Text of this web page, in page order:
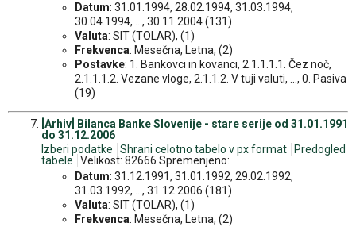
Datum: 31.01.1994, 28.02.1994, 31.03.1994,
30.04.1994, ..., 30.11.2004 (131)
Valuta: SIT (TOLAR), (1)
Frekvenca: Mesečna, Letna, (2)
Postavke: 1. Bankovci in kovanci, 2.1.1.1.1. Čez noč,
2.1.1.1.2. Vezane vloge, 2.1.1.2. V tuji valuti, ..., 0. Pasiva
(19)
[Arhiv] Bilanca Banke Slovenije - stare serije od 31.01.1991
do 31.12.2006
Izberi podatke
Shrani celotno tabelo v px format
Predogled
tabele
Velikost: 82666 Spremenjeno:
Datum: 31.12.1991, 31.01.1992, 29.02.1992,
31.03.1992, ..., 31.12.2006 (181)
Valuta: SIT (TOLAR), (1)
Frekvenca: Mesečna, Letna, (2)